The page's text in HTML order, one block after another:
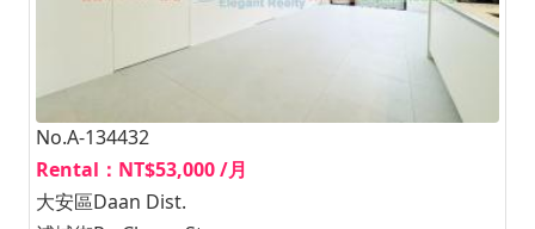
No.A-134432
Rental：NT$53,000 /月
大安區Daan Dist.